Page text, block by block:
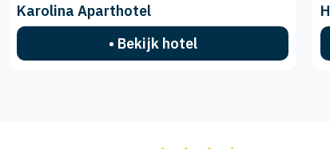
Karolina Aparthotel
• Bekijk hotel